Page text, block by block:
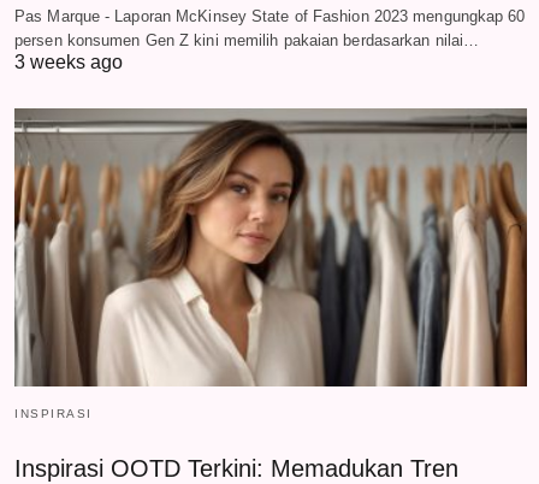
Pas Marque - Laporan McKinsey State of Fashion 2023 mengungkap 60
persen konsumen Gen Z kini memilih pakaian berdasarkan nilai…
3 weeks ago
INSPIRASI
Inspirasi OOTD Terkini: Memadukan Tren